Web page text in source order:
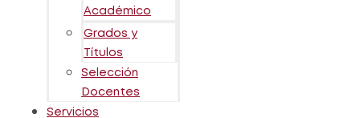
Académico
Grados y
Títulos
Selección
Docentes
Servicios